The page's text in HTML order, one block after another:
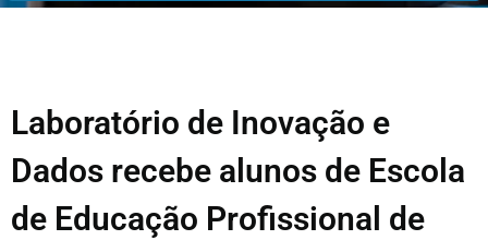
Laboratório de Inovação e
Dados recebe alunos de Escola
de Educação Profissional de